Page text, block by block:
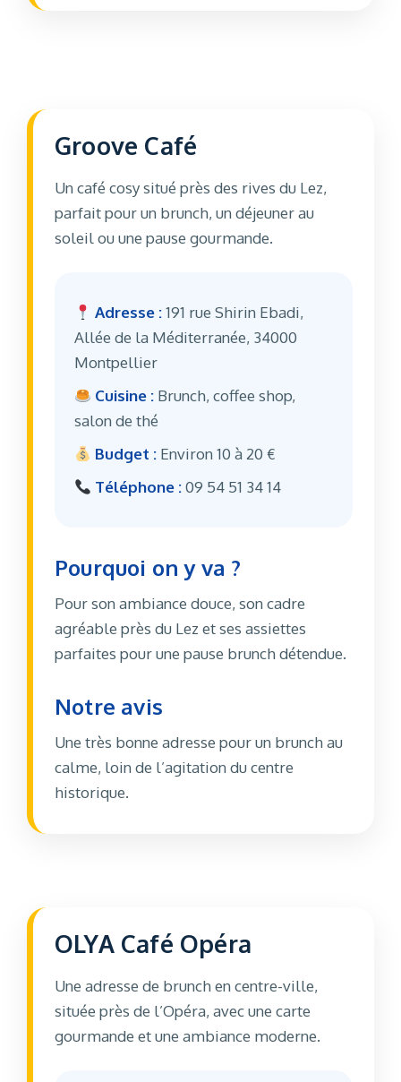
Groove Café
Un café cosy situé près des rives du Lez,
parfait pour un brunch, un déjeuner au
soleil ou une pause gourmande.
Adresse :191 rue Shirin Ebadi,
Allée de la Méditerranée, 34000
Montpellier
Cuisine : Brunch, coffee shop,
salon de thé
Budget : Environ 10 à 20 €
Téléphone :09 54 51 34 14
Pourquoi on y va ?
Pour son ambiance douce, son cadre
agréable près du Lez et ses assiettes
parfaites pour une pause brunch détendue.
Notre avis
Une très bonne adresse pour un brunch au
calme, loin de l’agitation du centre
historique.
OLYA Café Opéra
Une adresse de brunch en centre-ville,
située près de l’Opéra, avec une carte
gourmande et une ambiance moderne.